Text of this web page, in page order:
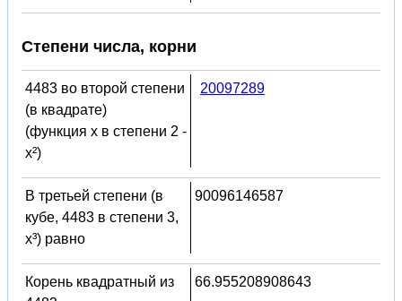
Степени числа, корни
4483 во второй степени
(в квадрате)
(функция x в степени 2 -
x²)
20097289
В третьей степени (в
кубе, 4483 в степени 3,
x³) равно
90096146587
Корень квадратный из
66.955208908643